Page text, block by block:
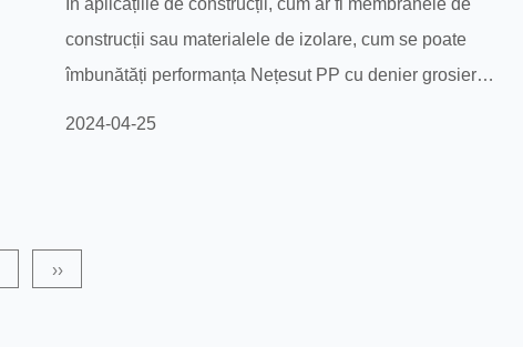
materialulu...
În aplicațiile de construcții, cum ar fi membranele de
construcții sau materialele de izolare, cum se poate
îmbunătăți performanța Nețesut PP cu denier grosier
construcții, PP Coarse Denier Nonwoven este utilizat ca
material de întărire pentru țesăturile nețesute
2024-04-25
››